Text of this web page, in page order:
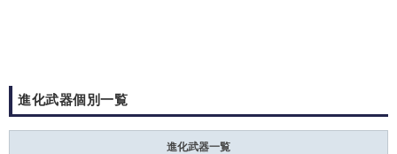
進化武器個別一覧
進化武器一覧